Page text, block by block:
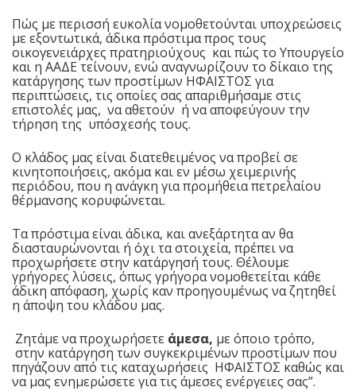
Πώς με περισσή ευκολία νομοθετούνται υποχρεώσεις
με εξοντωτικά, άδικα πρόστιμα προς τους
οικογενειάρχες πρατηριούχους και πώς το Υπουργείο
και η ΑΑΔΕ τείνουν, ενώ αναγνωρίζουν το δίκαιο της
κατάργησης των προστίμων ΗΦΑΙΣΤΟΣ για
περιπτώσεις, τις οποίες σας απαριθμήσαμε στις
επιστολές μας, να αθετούν ή να αποφεύγουν την
τήρηση της υπόσχεσής τους.
Ο κλάδος μας είναι διατεθειμένος να προβεί σε
κινητοποιήσεις, ακόμα και εν μέσω χειμερινής
περιόδου, που η ανάγκη για προμήθεια πετρελαίου
θέρμανσης κορυφώνεται.
Τα πρόστιμα είναι άδικα, και ανεξάρτητα αν θα
διασταυρώνονται ή όχι τα στοιχεία, πρέπει να
προχωρήσετε στην κατάργησή τους. Θέλουμε
γρήγορες λύσεις, όπως γρήγορα νομοθετείται κάθε
άδικη απόφαση, χωρίς καν προηγουμένως να ζητηθεί
η άποψη του κλάδου μας.
Ζητάμε να προχωρήσετε άμεσα, με όποιο τρόπο,
στην κατάργηση των συγκεκριμένων προστίμων που
πηγάζουν από τις καταχωρήσεις ΗΦΑΙΣΤΟΣ καθώς και
να μας ενημερώσετε για τις άμεσες ενέργειες σας”.